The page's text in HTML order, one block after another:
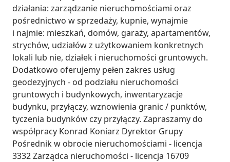
działania: zarządzanie nieruchomościami oraz
pośrednictwo w sprzedaży, kupnie, wynajmie
i najmie: mieszkań, domów, garaży, apartamentów,
strychów, udziałów z użytkowaniem konkretnych
lokali lub nie, działek i nieruchomości gruntowych.
Dodatkowo oferujemy pełen zakres usług
geodezyjnych - od podziału nieruchomości
gruntowych i budynkowych, inwentaryzacje
budynku, przyłączy, wznowienia granic / punktów,
tyczenia budynków czy przyłączy. Zapraszamy do
współpracy Konrad Koniarz Dyrektor Grupy
Pośrednik w obrocie nieruchomościami - licencja
3332 Zarządca nieruchomości - licencja 16709